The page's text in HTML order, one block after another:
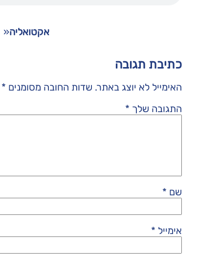
אקטואליה«
כתיבת תגובה
האימייל לא יוצג באתר. שדות החובה מסומנים *
התגובה שלך *
שם *
אימייל *